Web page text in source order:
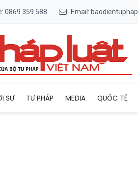
0869 359 588 Email:
SỰ TƯ PHÁP MEDIA QUỐC TẾ